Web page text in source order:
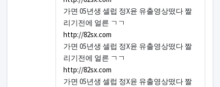
가면 05년생 셀럽 정X윤 유출영상떴다 짤
리기전에 얼른 ㄱㄱ
http://82sx.com
가면 05년생 셀럽 정X윤 유출영상떴다 짤
리기전에 얼른 ㄱㄱ
http://82sx.com
가면 05년생 셀럽 정X윤 유출영상떴다 짤